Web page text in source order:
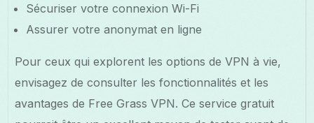
Sécuriser votre connexion Wi-Fi
Assurer votre anonymat en ligne
Pour ceux qui explorent les options de VPN à vie,
envisagez de consulter les fonctionnalités et les
avantages de Free Grass VPN. Ce service gratuit